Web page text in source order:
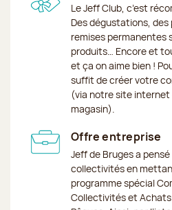
Le Jeff Club, c’est
Des dégustations,
remises permanentes
produits… Encore et
et ça on aime bien !
suffit de créer votre
(via notre site
magasin).
Offre entreprise
Jeff de Bruges a
collectivités en
programme spécial
Collectivités et Achats